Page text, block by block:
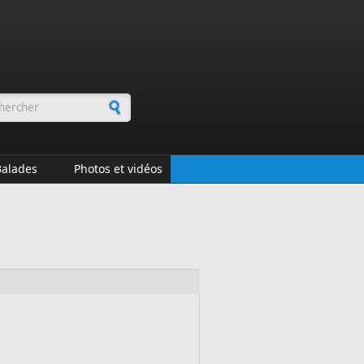
de recherche
Photos et vidéos